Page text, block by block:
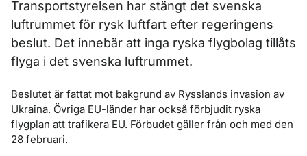
Transportstyrelsen har stängt det svenska
luftrummet för rysk luftfart efter regeringens
beslut. Det innebär att inga ryska flygbolag tillåts
flyga i det svenska luftrummet.
Beslutet är fattat mot bakgrund av Rysslands invasion av
Ukraina. Övriga EU-länder har också förbjudit ryska
flygplan att trafikera EU. Förbudet gäller från och med den
28 februari.